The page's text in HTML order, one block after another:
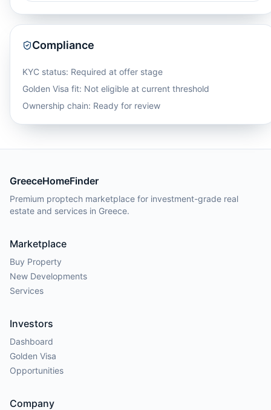
Compliance
KYC status: Required at offer stage
Golden Visa fit: Not eligible at current threshold
Ownership chain: Ready for review
GreeceHomeFinder
Premium proptech marketplace for investment-grade real
estate and services in Greece.
Marketplace
Buy Property
New Developments
Services
Investors
Dashboard
Golden Visa
Opportunities
Company